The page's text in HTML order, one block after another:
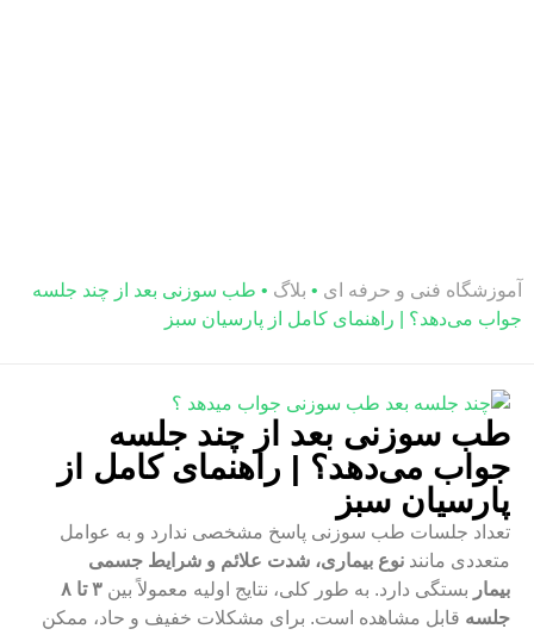
آموزشگاه فنی و حرفه ای • بلاگ • طب سوزنی بعد از چند جلسه
جواب می‌دهد؟ | راهنمای کامل از پارسیان سبز
طب سوزنی بعد از چند جلسه
جواب می‌دهد؟ | راهنمای کامل از
پارسیان سبز
تعداد جلسات طب سوزنی پاسخ مشخصی ندارد و به عوامل
متعددی مانند نوع بیماری، شدت علائم و شرایط جسمی
بیمار بستگی دارد. به طور کلی، نتایج اولیه معمولاً بین
۳ تا ۸
جلسه قابل مشاهده است. برای مشکلات خفیف و حاد، ممکن